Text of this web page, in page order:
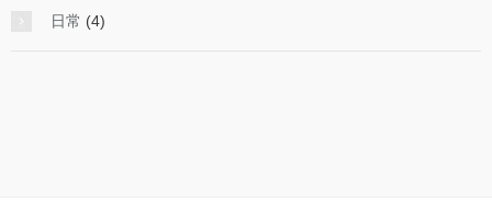
日常 (4)